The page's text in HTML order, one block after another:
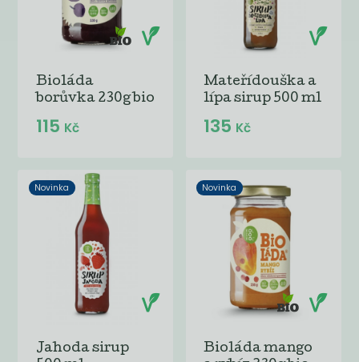
Bioláda
borůvka 230g bio
115 Kč
Mateřídouška a
lípa sirup 500 ml
135 Kč
Novinka
Jahoda sirup
Novinka
Bioláda mango